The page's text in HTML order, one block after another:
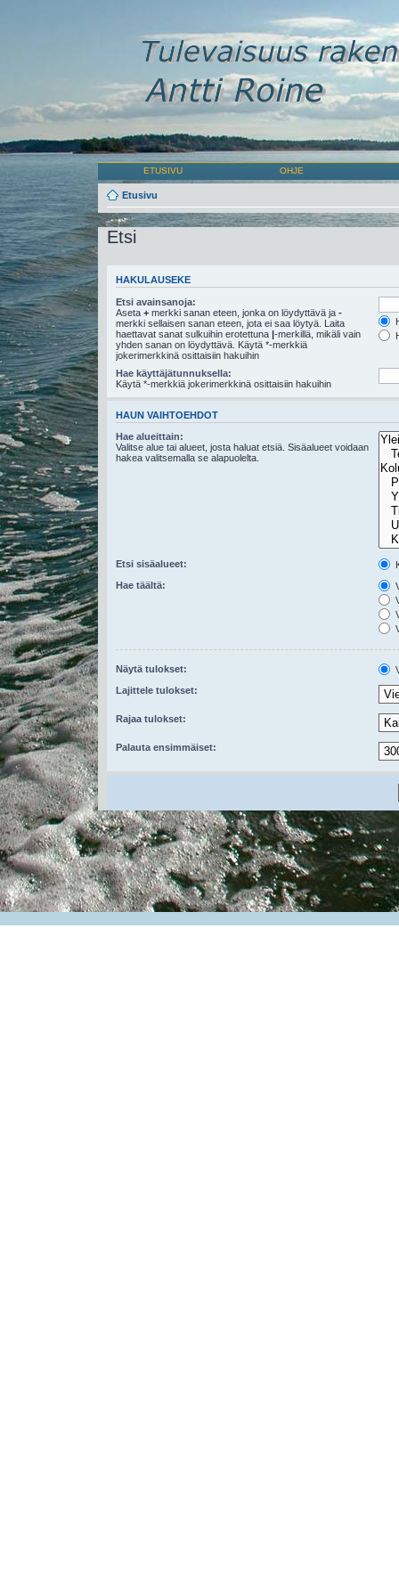
ETUSIVU OHJE
Etusivu
Etsi
HAKULAUSEKE
Etsi avainsanoja:
Aseta + merkki sanan eteen, jonka on löydyttävä ja -
merkki sellaisen sanan eteen, jota ei saa löytyä. Laita
haettavat sanat sulkuihin erotettuna |-merkillä, mikäli vain
yhden sanan on löydyttävä. Käytä *-merkkiä
jokerimerkkinä osittaisiin hakuihin
Hae käyttäjätunnuksella:
Käytä *-merkkiä jokerimerkkinä osittaisiin hakuihin
HAUN VAIHTOEHDOT
Hae alueittain:
Valitse alue tai alueet, josta haluat etsiä. Sisäalueet voidaan
hakea valitsemalla se alapuolelta.
Etsi sisäalueet:
Hae täältä:
Näytä tulokset:
Lajittele tulokset:
Rajaa tulokset:
Palauta ensimmäiset: